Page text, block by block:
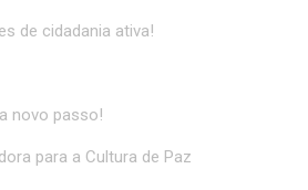
de cidadania ativa!
novo passo!
para a Cultura de Paz